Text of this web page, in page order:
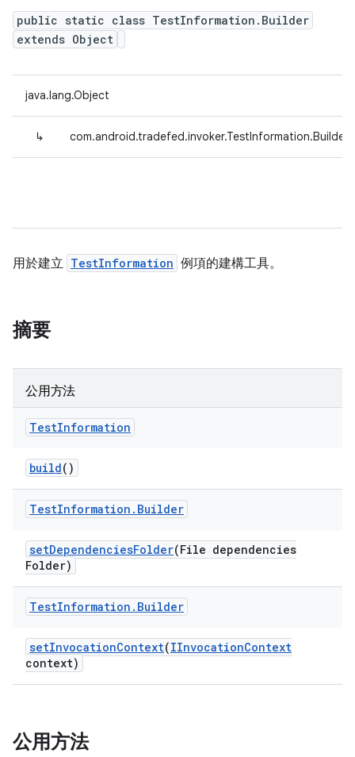
public static class TestInformation.Builder
extends Object
java.lang.Object
↳ com.android.tradefed.invoker.TestInformation.Builder
用於建立 TestInformation 例項的建構工具。
摘要
公用方法
TestInformation
build()
TestInformation . Builder
setDependenciesFolder(File dependencies
Folder)
TestInformation . Builder
setInvocationContext(IInvocationContext
context)
公用方法